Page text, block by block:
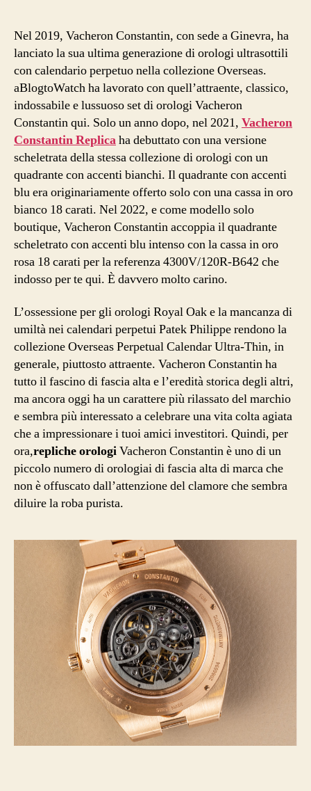
Nel 2019, Vacheron Constantin, con sede a Ginevra, ha
lanciato la sua ultima generazione di orologi ultrasottili
con calendario perpetuo nella collezione Overseas.
aBlogtoWatch ha lavorato con quell’attraente, classico,
indossabile e lussuoso set di orologi Vacheron
Constantin qui. Solo un anno dopo, nel 2021, Vacheron
Constantin Replicaha debuttato con una versione
scheletrata della stessa collezione di orologi con un
quadrante con accenti bianchi. Il quadrante con accenti
blu era originariamente offerto solo con una cassa in oro
bianco 18 carati. Nel 2022, e come modello solo
boutique, Vacheron Constantin accoppia il quadrante
scheletrato con accenti blu intenso con la cassa in oro
rosa 18 carati per la referenza 4300V/120R-B642 che
indosso per te qui. È davvero molto carino.
L’ossessione per gli orologi Royal Oak e la mancanza di
umiltà nei calendari perpetui Patek Philippe rendono la
collezione Overseas Perpetual Calendar Ultra-Thin, in
generale, piuttosto attraente. Vacheron Constantin ha
tutto il fascino di fascia alta e l’eredità storica degli altri,
ma ancora oggi ha un carattere più rilassato del marchio
e sembra più interessato a celebrare una vita colta agiata
che a impressionare i tuoi amici investitori. Quindi, per
ora,repliche orologiVacheron Constantin è uno di un
piccolo numero di orologiai di fascia alta di marca che
non è offuscato dall’attenzione del clamore che sembra
diluire la roba purista.